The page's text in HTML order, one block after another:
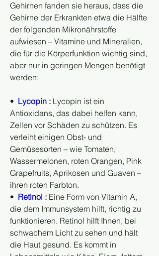
Gehirnen fanden sie heraus, dass die
Gehirne der Erkrankten etwa die Hälfte
der folgenden Mikronährstoffe
aufwiesen – Vitamine und Mineralien,
die für die Körperfunktion wichtig sind,
aber nur in geringen Mengen benötigt
werden:
• Lycopin : Lycopin ist ein
Antioxidans, das dabei helfen kann,
Zellen vor Schäden zu schützen. Es
verleiht einigen Obst- und
Gemüsesorten – wie Tomaten,
Wassermelonen, roten Orangen, Pink
Grapefruits, Aprikosen und Guaven –
ihren roten Farbton.
• Retinol : Eine Form von Vitamin A,
die dem Immunsystem hilft, richtig zu
funktionieren. Retinol hilft Ihnen, bei
schwachem Licht zu sehen und hält
die Haut gesund. Es kommt in